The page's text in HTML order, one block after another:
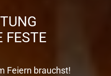
FESTE
Feiern brauchst!